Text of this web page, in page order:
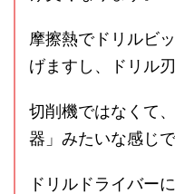
摩擦熱でドリルビ
げますし、ドリル
切削機ではなくて
器」みたいな感じで
ドリルドライバー